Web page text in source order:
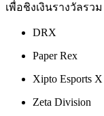
เพื่อชิงเงินรางวัลรว
DRX
Paper Rex
Xipto Esports
Zeta Division